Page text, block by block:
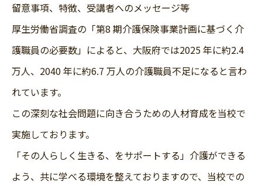
留意事項、特徴、受講者へのメッセージ等
厚生労働省調査の「第8 期介護保険事業計画に基づく介
護職員の必要数」によると、大阪府では2025 年に約2.4
万人、2040 年に約6.7 万人の介護職員不足になると言わ
れています。
この深刻な社会問題に向き合うための人材育成を当校で
実施しております。
「その人らしく生きる、をサポートする」介護ができる
よう、共に学べる環境を整えておりますので、当校での